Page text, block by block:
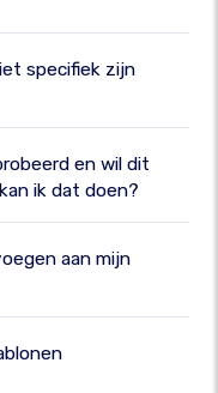
specifiek zijn
en wil dit
ik dat doen?
aan mijn